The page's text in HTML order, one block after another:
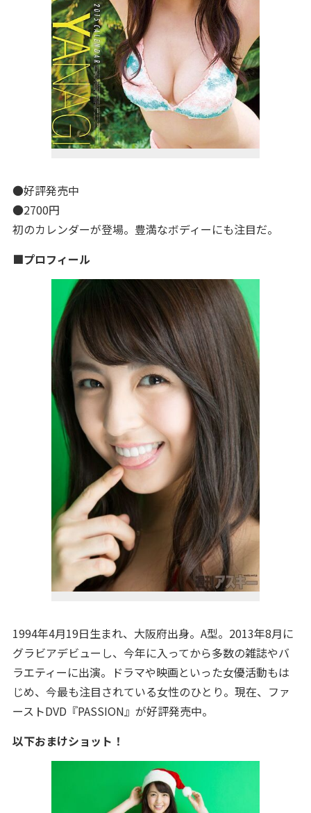
●好評発売中
●2700円
初のカレンダーが登場。豊満なボディーにも注目だ。
■プロフィール
1994年4月19日生まれ、大阪府出身。A型。2013年8月に
グラビアデビューし、今年に入ってから多数の雑誌やバ
ラエティーに出演。ドラマや映画といった女優活動もは
じめ、今最も注目されている女性のひとり。現在、ファ
ーストDVD『PASSION』が好評発売中。
以下おまけショット！